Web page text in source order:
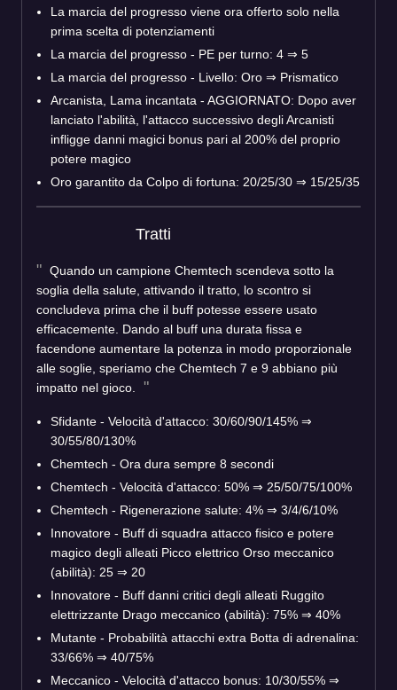
La marcia del progresso viene ora offerto solo nella
prima scelta di potenziamenti
La marcia del progresso - PE per turno: 4 ⇒ 5
La marcia del progresso - Livello: Oro ⇒ Prismatico
Arcanista, Lama incantata - AGGIORNATO: Dopo aver
lanciato l'abilità, l'attacco successivo degli Arcanisti
infligge danni magici bonus pari al 200% del proprio
potere magico
Oro garantito da Colpo di fortuna: 20/25/30 ⇒ 15/25/35
Tratti
Quando un campione Chemtech scendeva sotto la
soglia della salute, attivando il tratto, lo scontro si
concludeva prima che il buff potesse essere usato
efficacemente. Dando al buff una durata fissa e
facendone aumentare la potenza in modo proporzionale
alle soglie, speriamo che Chemtech 7 e 9 abbiano più
impatto nel gioco.
Sfidante - Velocità d'attacco: 30/60/90/145% ⇒
30/55/80/130%
Chemtech - Ora dura sempre 8 secondi
Chemtech - Velocità d'attacco: 50% ⇒ 25/50/75/100%
Chemtech - Rigenerazione salute: 4% ⇒ 3/4/6/10%
Innovatore - Buff di squadra attacco fisico e potere
magico degli alleati Picco elettrico Orso meccanico
(abilità): 25 ⇒ 20
Innovatore - Buff danni critici degli alleati Ruggito
elettrizzante Drago meccanico (abilità): 75% ⇒ 40%
Mutante - Probabilità attacchi extra Botta di adrenalina:
33/66% ⇒ 40/75%
Meccanico - Velocità d'attacco bonus: 10/30/55% ⇒